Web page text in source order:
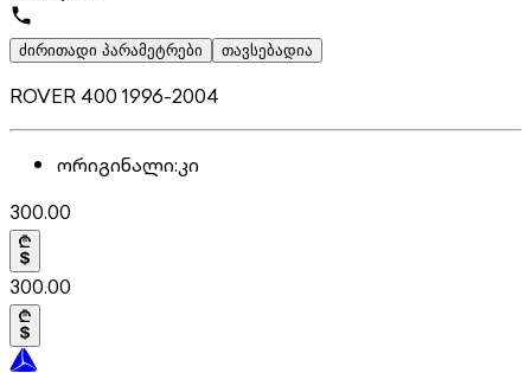
ძირითადი პარამეტრები თავსებადია
ROVER 400 1996-2004
ორიგინალი:კი
300.00
300.00